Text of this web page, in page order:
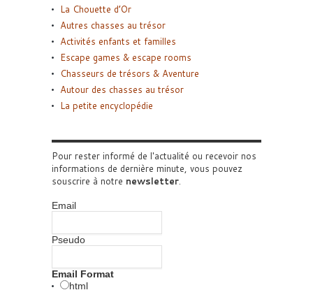
La Chouette d’Or
Autres chasses au trésor
Activités enfants et familles
Escape games & escape rooms
Chasseurs de trésors & Aventure
Autour des chasses au trésor
La petite encyclopédie
Pour rester informé de l'actualité ou recevoir nos
informations de dernière minute, vous pouvez
souscrire à notre newsletter.
Email
Pseudo
Email Format
html